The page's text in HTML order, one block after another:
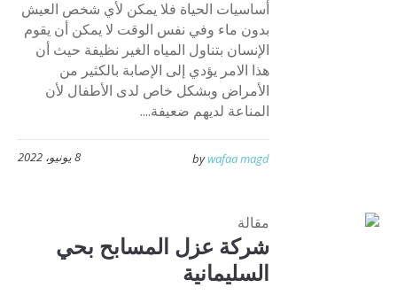
أساسيات الحياة فلا يمكن لأي شخص العيش
بدون ماء وفي نفس الوقت لا يمكن أن يقوم
الإنسان بتناول المياه الغير نظيفة حيث أن
هذا الامر يؤدي إلى الإصابة بالكثير من
الأمراض وبشكل خاص لدى الأطفال لأن
المناعة لديهم ضعيفة....
8 يونيو، 2022 bywafaa magd
مقالة
شركة عزل المسابح بحي
السليمانية